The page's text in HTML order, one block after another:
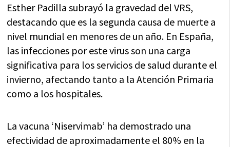
Esther Padilla subrayó la gravedad del VRS,
destacando que es la segunda causa de muerte a
nivel mundial en menores de un año. En España,
las infecciones por este virus son una carga
significativa para los servicios de salud durante el
invierno, afectando tanto a la Atención Primaria
como a los hospitales.
La vacuna ‘Niservimab’ ha demostrado una
efectividad de aproximadamente el 80% en la